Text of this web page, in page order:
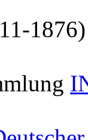
1876)